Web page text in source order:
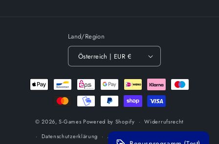
Land/Region
Österreich | EUR €
Zahlungsmethoden
© 2026,S-Games Powered by Shopify
Widerrufsrecht
Datenschutzerklärung
AGB